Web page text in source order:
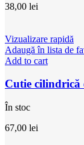
38,00 lei
Vizualizare rapidă
Adaugă în lista de
Add to cart
Cutie cilindrică
În stoc
67,00 lei